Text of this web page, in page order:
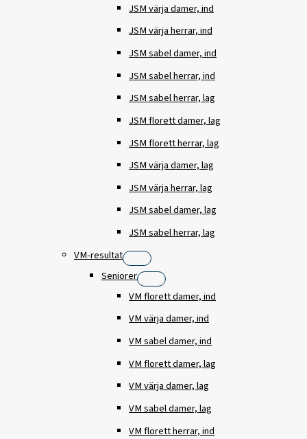
JSM värja damer, ind
JSM värja herrar, ind
JSM sabel damer, ind
JSM sabel herrar, ind
JSM sabel herrar, lag
JSM florett damer, lag
JSM florett herrar, lag
JSM värja damer, lag
JSM värja herrar, lag
JSM sabel damer, lag
JSM sabel herrar, lag
VM-resultat
Seniorer
VM florett damer, ind
VM värja damer, ind
VM sabel damer, ind
VM florett damer, lag
VM värja damer, lag
VM sabel damer, lag
VM florett herrar, ind